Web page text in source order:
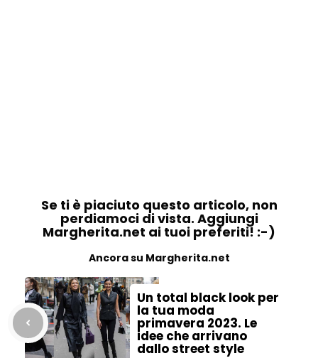
Se ti è piaciuto questo articolo, non
perdiamoci di vista. Aggiungi
Margherita.net ai tuoi preferiti! :-)
Ancora su Margherita.net
Un total black look per
la tua moda
primavera 2023. Le
idee che arrivano
dallo street style